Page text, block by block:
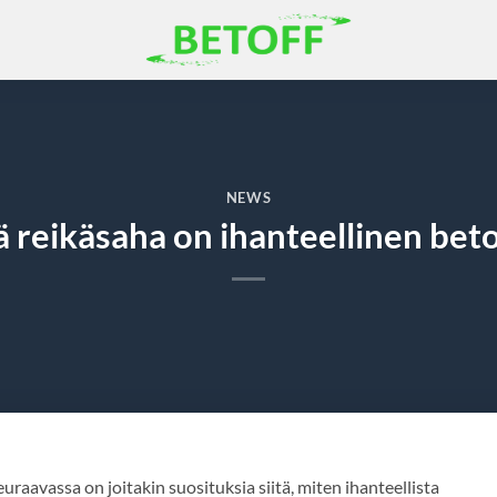
NEWS
reikäsaha on ihanteellinen
on joitakin suosituksia siitä, miten ihanteellista